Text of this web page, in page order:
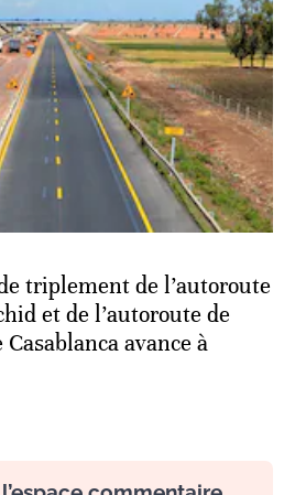
triplement de l’autoroute
et de l’autoroute de
avance à